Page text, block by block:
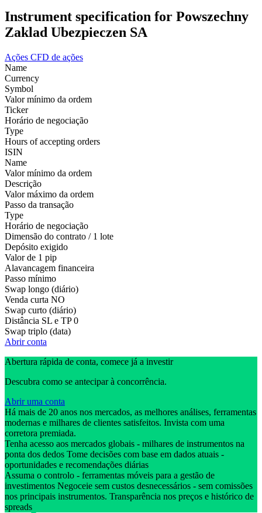
Instrument specification for Powszechny
Zaklad Ubezpieczen SA
Ações CFD de ações
Name
Currency
Symbol
Valor mínimo da ordem
Ticker
Horário de negociação
Type
Hours of accepting orders
ISIN
Name
Valor mínimo da ordem
Descrição
Valor máximo da ordem
Passo da transação
Type
Horário de negociação
Dimensão do contrato / 1 lote
Depósito exigido
Valor de 1 pip
Alavancagem financeira
Passo mínimo
Swap longo (diário)
Venda curta NO
Swap curto (diário)
Distância SL e TP 0
Swap triplo (data)
Abrir conta
Abertura rápida de conta, comece já a investir
Descubra como se antecipar à concorrência.
Abrir uma conta
Há mais de 20 anos nos mercados, as melhores análises, ferramentas
modernas e milhares de clientes satisfeitos. Invista com uma
corretora premiada.
Tenha acesso aos mercados globais - milhares de instrumentos na
ponta dos dedos Tome decisões com base em dados atuais -
oportunidades e recomendações diárias
Assuma o controlo - ferramentas móveis para a gestão de
investimentos Negoceie sem custos desnecessários - sem comissões
nos principais instrumentos. Transparência nos preços e histórico de
spreads